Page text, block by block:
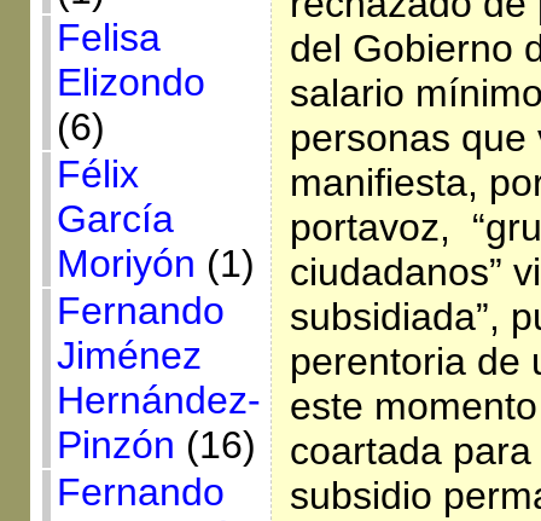
Felisa
Elizondo
(6)
Félix
García
Moriyón (1)
Fernando
Jiménez
Hernández-
Pinzón (16)
Fernando
del Gobierno
salario
personas
manifiesta,
portavoz,
ciudadanos”
subsidiada”,
perentoria de
este
coartada
subsidio